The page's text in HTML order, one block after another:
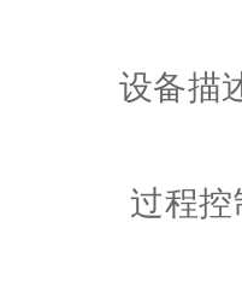
设备版